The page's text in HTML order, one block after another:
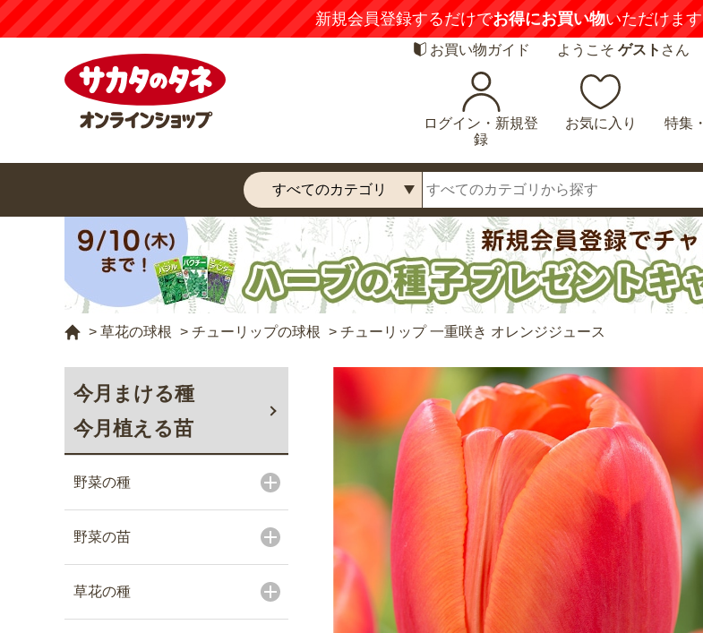
新規会員登録するだけでお得にお買い物いただけま
お買い物ガイド ようこそ ゲスト さん
ログイン・新規登
録
お気に入り
特集
> 草花の球根 > チューリップの球根 > チューリップ 一重咲き オレンジジュース
今月まける種
今月植える苗
野菜の種
野菜の苗
草花の種